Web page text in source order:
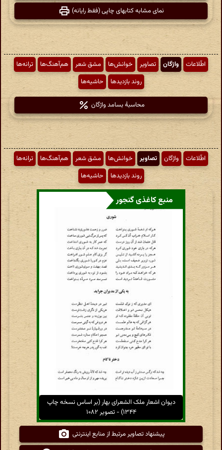
نمای مشابه کتابهای چاپی (فقط رایانه)
اطّلاعات واژگان تصاویر خوانش‌ها مشق شعر هم‌آهنگ‌ها
ترانه‌ها
روند بازدیدها
حاشیه‌ها
محاسبهٔ بسامد واژگان
اطّلاعات واژگان تصاویر خوانش‌ها مشق شعر هم‌آهنگ‌ها
ترانه‌ها
روند بازدیدها
حاشیه‌ها
منبع کاغذی گنجور
دیوان اشعار ملک الشعرای بهار (بر اساس نسخه چاپ
۱۳۴۴) - تصویر ۱۰۸۲
پیشنهاد تصاویر مرتبط از منابع اینترنتی